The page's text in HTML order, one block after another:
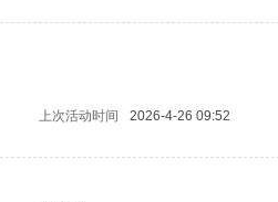
上次活动时间
2026-4-26 09:52